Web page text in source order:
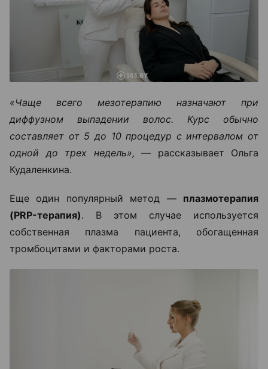
«Чаще всего мезотерапию назначают при
диффузном выпадении волос. Курс обычно
составляет от 5 до 10 процедур с интервалом от
одной до трех недель», — рассказывает Ольга
Кудаленкина.
Еще один популярный метод — плазмотерапия
(PRP-терапия). В этом случае используется
собственная плазма пациента, обогащенная
тромбоцитами и факторами роста.